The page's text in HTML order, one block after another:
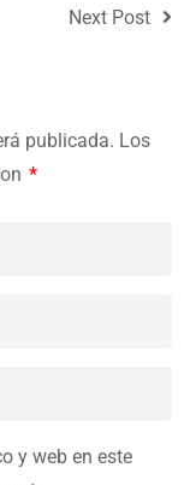
Next Post
publicada. Los
*
y web en este